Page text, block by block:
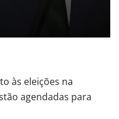
às eleições na
agendadas para